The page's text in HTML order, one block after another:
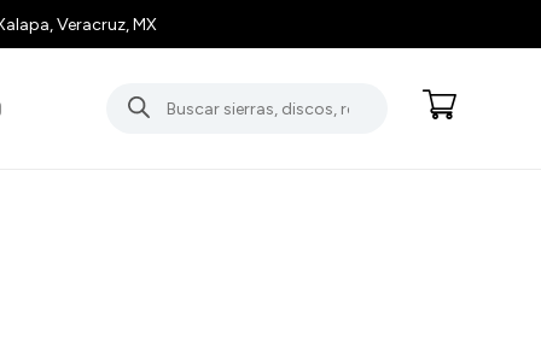
Veracruz, MX
Búsqueda
de